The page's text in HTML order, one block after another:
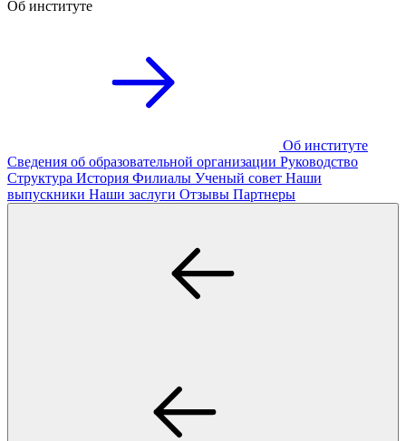
Об институте
Об институте
Сведения об образовательной организации Руководство
Структура История Филиалы Ученый совет Наши
выпускники Наши заслуги Отзывы Партнеры